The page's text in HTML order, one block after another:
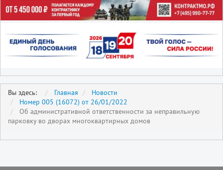
Вы здесь: Главная
Новости
Номер 005 (16072) от 26/01/2022
Об административной ответственности за неправильную
парковку во дворах многоквартирных домов